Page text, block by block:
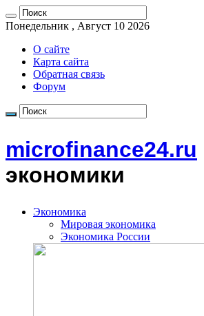
Понедельник , Август 10 2026
О сайте
Карта сайта
Обратная связь
Форум
microfinance24.ru
экономики
Экономика
Мировая экономика
Экономика России